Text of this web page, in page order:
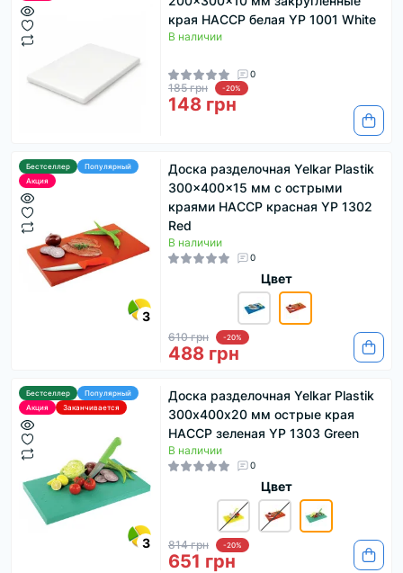
края HACCP белая YP 1001 White
В наличии
0
185 грн -20%
148 грн
Бестселлер
Популярный
Акция
3
Доска разделочная Yelkar Plastik
300x400x15 мм с острыми
краями HACCP красная YP 1302
Red
В наличии
0
Цвет
610 грн -20%
488 грн
Бестселлер
Популярный
Акция
Заканчивается
3
Доска разделочная Yelkar Plastik
300х400х20 мм острые края
HACCP зеленая YP 1303 Green
В наличии
0
Цвет
814 грн -20%
651 грн